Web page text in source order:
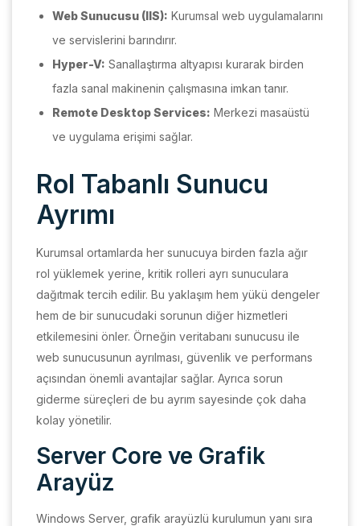
Web Sunucusu (IIS): Kurumsal web uygulamalarını
ve servislerini barındırır.
Hyper-V: Sanallaştırma altyapısı kurarak birden
fazla sanal makinenin çalışmasına imkan tanır.
Remote Desktop Services: Merkezi masaüstü
ve uygulama erişimi sağlar.
Rol Tabanlı Sunucu
Ayrımı
Kurumsal ortamlarda her sunucuya birden fazla ağır
rol yüklemek yerine, kritik rolleri ayrı sunuculara
dağıtmak tercih edilir. Bu yaklaşım hem yükü dengeler
hem de bir sunucudaki sorunun diğer hizmetleri
etkilemesini önler. Örneğin veritabanı sunucusu ile
web sunucusunun ayrılması, güvenlik ve performans
açısından önemli avantajlar sağlar. Ayrıca sorun
giderme süreçleri de bu ayrım sayesinde çok daha
kolay yönetilir.
Server Core ve Grafik
Arayüz
Windows Server, grafik arayüzlü kurulumun yanı sıra